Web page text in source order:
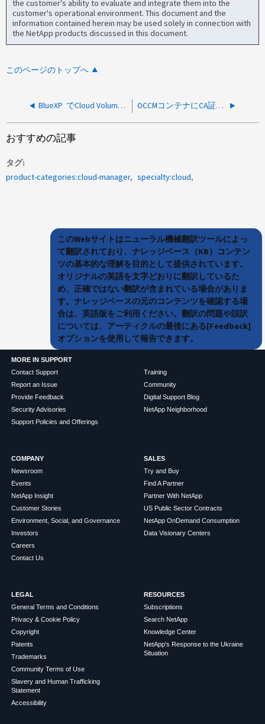
the customer's ability to evaluate and integrate them into the
customer's operational environment. This document and the
information contained herein may be used solely in connection with
the NetApp products discussed in this document.
このページのトップへ
BlueXP でCloud Volumes ONTAPアグリゲートにディスクを追加する方法 OCCMコンテナにCA証明書を追加する方法
おすすめの記事
タグ
product-categories:cloud-manager
specialty:cloud
このWebサイトはニューラル機械翻訳ツールによっ
て翻訳されており、ナレッジベース（KB）コンテン
ツの基本的な理解を目的として提供されています。
オリジナルの英語を文字どおりに翻訳しているた
め、正確ではない翻訳が含まれている場合がありま
す。ナレッジベースの元のコンテンツを確認する場
合は、英語版をご利用ください。翻訳の問題や誤訳
については、アーティクルの最後にある[Feedback]
オプションを使用して報告できます。
MORE IN SUPPORT
Contact Support
Report an Issue
Provide Feedback
Security Advisories
Support Policies and Offerings
Training
Community
Digital Support Blog
NetApp Neighborhood
COMPANY
Newsroom
Events
NetApp Insight
Customer Stories
Environment, Social, and Governance
Investors
Careers
Contact Us
SALES
Try and Buy
Find A Partner
Partner With NetApp
US Public Sector Contracts
NetApp OnDemand Consumption
Data Visionary Centers
LEGAL
General Terms and Conditions
Privacy & Cookie Policy
Copyright
Patents
Trademarks
Community Terms of Use
Slavery and Human Trafficking
Statement
Accessibility
RESOURCES
Subscriptions
Search NetApp
Knowledge Center
NetApp's Response to the Ukraine
Situation